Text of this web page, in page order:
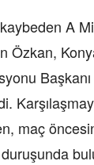
A
Özkan,
Başkanı
maç